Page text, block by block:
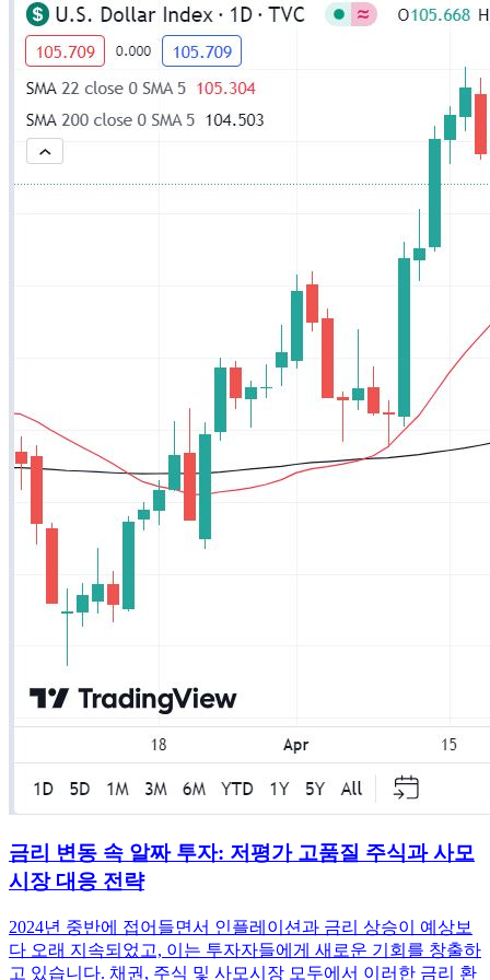
금리 변동 속 알짜 투자: 저평가 고품질 주식과 사모
시장 대응 전략
2024년 중반에 접어들면서 인플레이션과 금리 상승이 예상보
다 오래 지속되었고, 이는 투자자들에게 새로운 기회를 창출하
고 있습니다. 채권, 주식 및 사모시장 모두에서 이러한 금리 환